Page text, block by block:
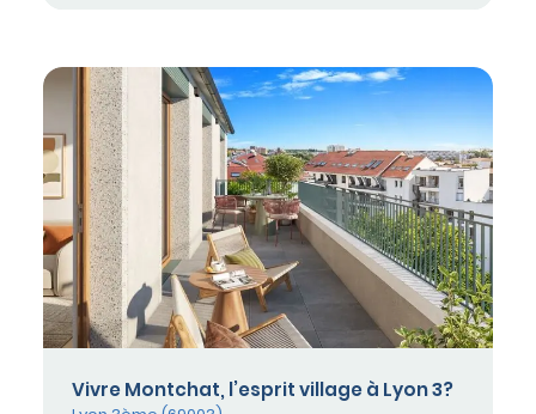
Vivre Montchat, l’esprit village à Lyon 3?